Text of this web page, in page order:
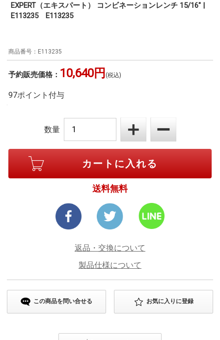
EXPERT（エキスパート） コンビネーションレンチ 15/16" |
E113235 E113235
E113235
予約販売価格： 10,640円 (税込)
97ポイント付与
数量
送料無料
返品・交換について
製品仕様について
この商品を問い合せる お気に入りに登録